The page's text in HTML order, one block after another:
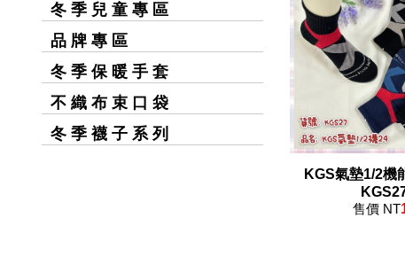
KGS氣墊1/2機
售價 NT
冬 季 兒 童 專 區
品 牌 專 區
冬 季 保 暖 手 套
不 織 布 束 口 袋
冬 季 襪 子 系 列